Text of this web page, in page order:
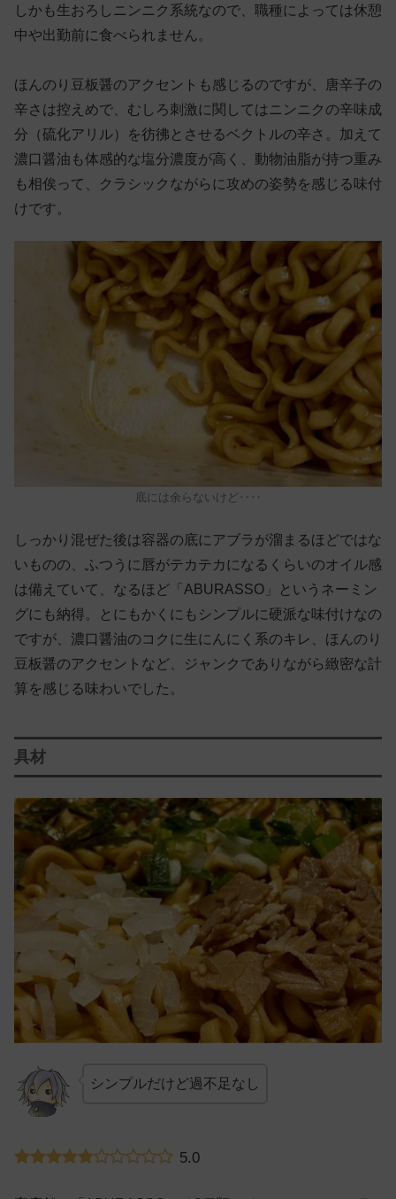
しかも生おろしニンニク系統なので、職種によっては休憩
中や出勤前に食べられません。
ほんのり豆板醤のアクセントも感じるのですが、唐辛子の
辛さは控えめで、むしろ刺激に関してはニンニクの辛味成
分（硫化アリル）を彷彿とさせるベクトルの辛さ。加えて
濃口醤油も体感的な塩分濃度が高く、動物油脂が持つ重み
も相俟って、クラシックながらに攻めの姿勢を感じる味付
けです。
底には余らないけど‥‥
しっかり混ぜた後は容器の底にアブラが溜まるほどではな
いものの、ふつうに唇がテカテカになるくらいのオイル感
は備えていて、なるほど「ABURASSO」というネーミン
グにも納得。とにもかくにもシンプルに硬派な味付けなの
ですが、濃口醤油のコクに生にんにく系のキレ、ほんのり
豆板醤のアクセントなど、ジャンクでありながら緻密な計
算を感じる味わいでした。
具材
シンプルだけど過不足なし
5.0